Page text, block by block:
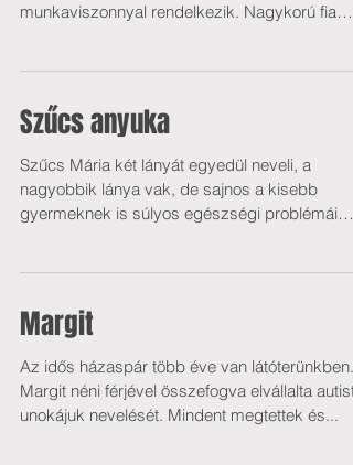
munkaviszonnyal rendelkezik. Nagykorú fia
Szűcs anyuka
Szűcs Mária két lányát egyedül neveli, a
nagyobbik lánya vak, de sajnos a kisebb
gyermeknek is súlyos egészségi problémái
Margit
Az idős házaspár több éve van látóterünkben.
Margit néni férjével összefogva elvállalta autista
unokájuk nevelését. Mindent megtettek és...